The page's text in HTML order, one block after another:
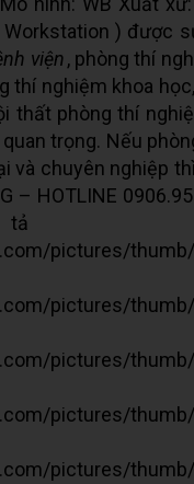
Workstation ) được
viện, phòng thí
thí nghiệm khoa
thất phòng thí
trọng. Nếu
và chuyên nghiệp
– HOTLINE
pictures/
pictures/
pictures/
pictures/
pictures/